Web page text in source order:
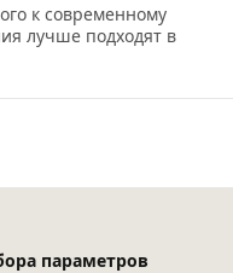
к современному
лучше подходят в
параметров